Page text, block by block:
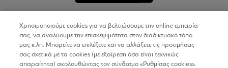
Copyright © 2026
Όροι Χρήσης
Χρησιμοποιούμε cookies για να βελτιώσουμε την online εμπειρία
σας, να αναλύουμε την επισκεψιμότητα στον διαδικτυακό τόπο
μας κ.λπ. Μπορείτε να επιλέξετε και να αλλάξετε τις προτιμήσεις
σας σχετικά με τα cookies (με εξαίρεση όσα είναι τεχνικώς
απαραίτητα) ακολουθώντας τον σύνδεσμο «Ρυθμίσεις cookies».